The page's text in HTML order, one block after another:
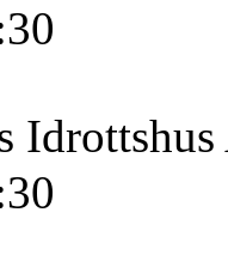
Idrottshus